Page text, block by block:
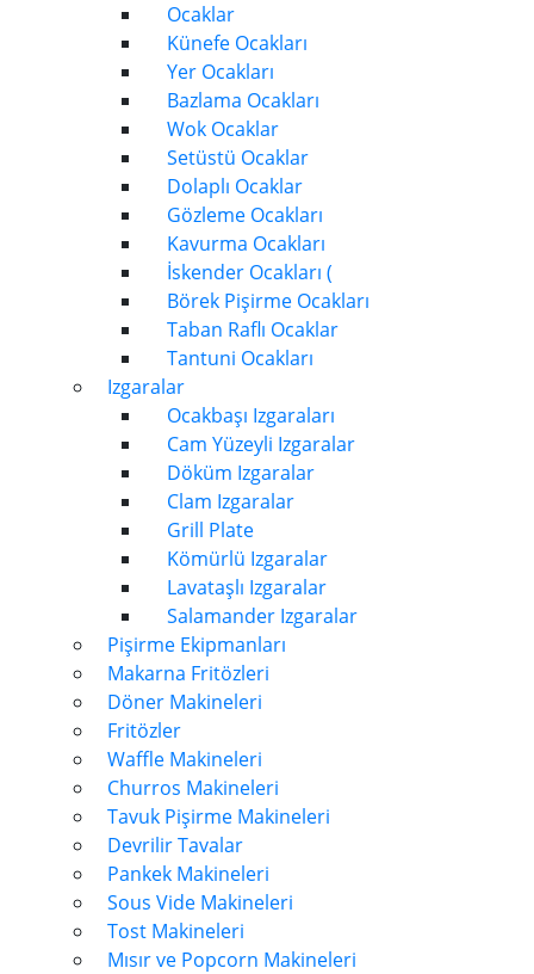
Ocaklar
Künefe Ocakları
Yer Ocakları
Bazlama Ocakları
Wok Ocaklar
Setüstü Ocaklar
Dolaplı Ocaklar
Gözleme Ocakları
Kavurma Ocakları
İskender Ocakları (
Börek Pişirme Ocakları
Taban Raflı Ocaklar
Tantuni Ocakları
Izgaralar
Ocakbaşı Izgaraları
Cam Yüzeyli Izgaralar
Döküm Izgaralar
Clam Izgaralar
Grill Plate
Kömürlü Izgaralar
Lavataşlı Izgaralar
Salamander Izgaralar
Pişirme Ekipmanları
Makarna Fritözleri
Döner Makineleri
Fritözler
Waffle Makineleri
Churros Makineleri
Tavuk Pişirme Makineleri
Devrilir Tavalar
Pankek Makineleri
Sous Vide Makineleri
Tost Makineleri
Mısır ve Popcorn Makineleri